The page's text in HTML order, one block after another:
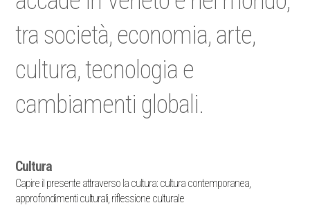
tra società, economia, arte,
cultura, tecnologia e
cambiamenti globali.
Cultura
Capire il presente attraverso la cultura: cultura contemporanea,
approfondimenti culturali, riflessione culturale